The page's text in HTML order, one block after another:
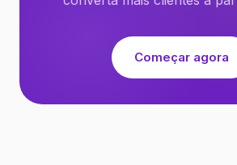
Começar agora